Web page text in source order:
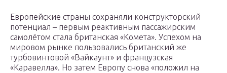
Европейские страны сохраняли конструкторский
потенциал – первым реактивным пассажирским
самолётом стала британская «Комета». Успехом на
мировом рынке пользовались британский же
турбовинтовой «Вайкаунт» и французская
«Каравелла». Но затем Европу снова «положил на